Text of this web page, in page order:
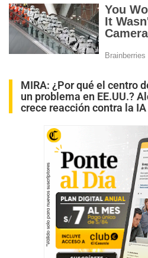
MIRA: ¿Por qué el centro
un problema en EE.UU.?
crece reacción contra la IA